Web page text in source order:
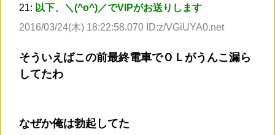
21: 以下、＼(^o^)／でVIPがお送りします
2016/03/24(木) 18:22:58.070 ID:z/VGiUYA0.net
そういえばこの前最終電車でＯＬがうんこ漏ら
してたわ
なぜか俺は勃起してた